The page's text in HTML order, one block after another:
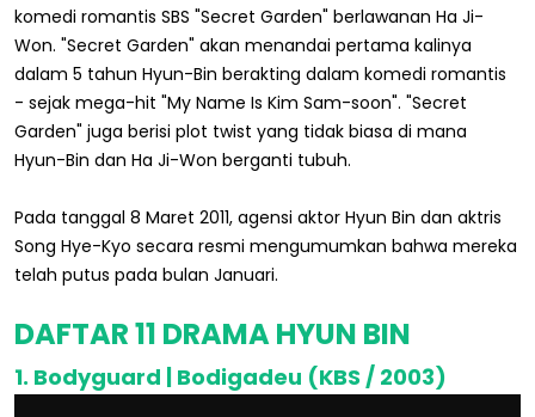
komedi romantis SBS "Secret Garden" berlawanan Ha Ji-
Won. "Secret Garden" akan menandai pertama kalinya
dalam 5 tahun Hyun-Bin berakting dalam komedi romantis
- sejak mega-hit "My Name Is Kim Sam-soon". "Secret
Garden" juga berisi plot twist yang tidak biasa di mana
Hyun-Bin dan Ha Ji-Won berganti tubuh.
Pada tanggal 8 Maret 2011, agensi aktor Hyun Bin dan aktris
Song Hye-Kyo secara resmi mengumumkan bahwa mereka
telah putus pada bulan Januari.
DAFTAR 11 DRAMA HYUN BIN
1. Bodyguard | Bodigadeu (KBS / 2003)